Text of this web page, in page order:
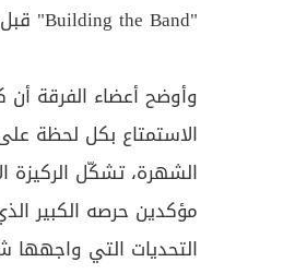
"Building the Band" قبل رحيله المفجع في أواخر عام 2024.
وأوضح أعضاء الفرقة
الاستمتاع بكل لحظة
الشهرة، تشكّل الركيزة
مؤكدين حرصه الكبير
التحديات التي